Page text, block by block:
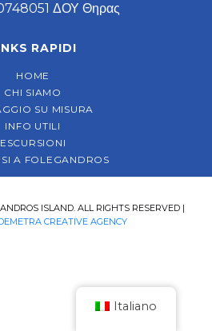
ΔΟΥ Θηρας
RAPIDI
HOME
CHI SIAMO
SU MISURA
INFO UTILI
ESCURSIONI
A FOLEGANDROS
ISLAND. ALL RIGHTS RESERVED |
CREATIVE AGENCY
Italiano